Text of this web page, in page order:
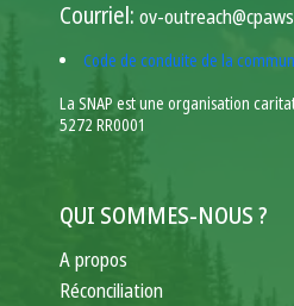
Courriel: ov-
Code de conduite de la
La SNAP est une organisation
5272 RR0001
QUI SOMMES-NOUS ?
A propos
Réconciliation